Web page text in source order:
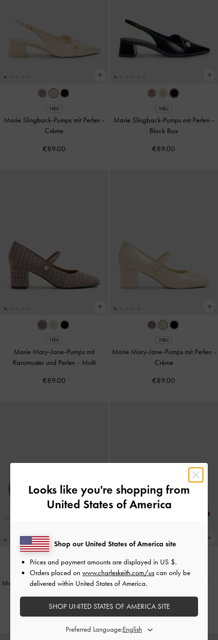
NEU
Marie Slingback-Pumps mit Perlen -
Crème
€89.00
NEU
Marie Slingback-Pumps mit Perlen -
Black Box
€89.00
NEU
Marie Mary-Jane-Pumps mit
Karomuster und Perlen - Multi
€89.00
NEU
Marie Mary-Jane-Pumps mit Perlen -
Crème
€89.00
NEU
Marie Mary-Jane-Pumps mit Perlen-
€89.00
NEU
Mary-Jane-Mules mit Schleife
-
€69.00
Looks like you're shopping from
United States of America
Shop our United States of America site
Prices and payment amounts are displayed in US $.
Orders placed on www.charleskeith.com/us can only be
delivered within United States of America.
SHOP UNITED STATES OF AMERICA SITE
Preferred Language: